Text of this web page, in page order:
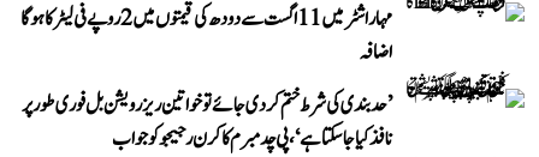
مہاراشٹر میں 11 اگست سے دودھ کی قیمتوں میں 2 روپے فی لیٹر کا ہوگا
اضافہ
’حد بندی کی شرط ختم کر دی جائے تو خواتین ریزرویشن بل فوری طور پر
نافذ کیا جا سکتا ہے‘، پی چدمبرم کا کرن رجیجو کو جواب